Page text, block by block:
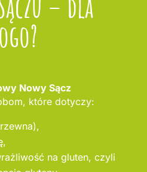
Nowy Sącz
które dotyczy:
na gluten, czyli